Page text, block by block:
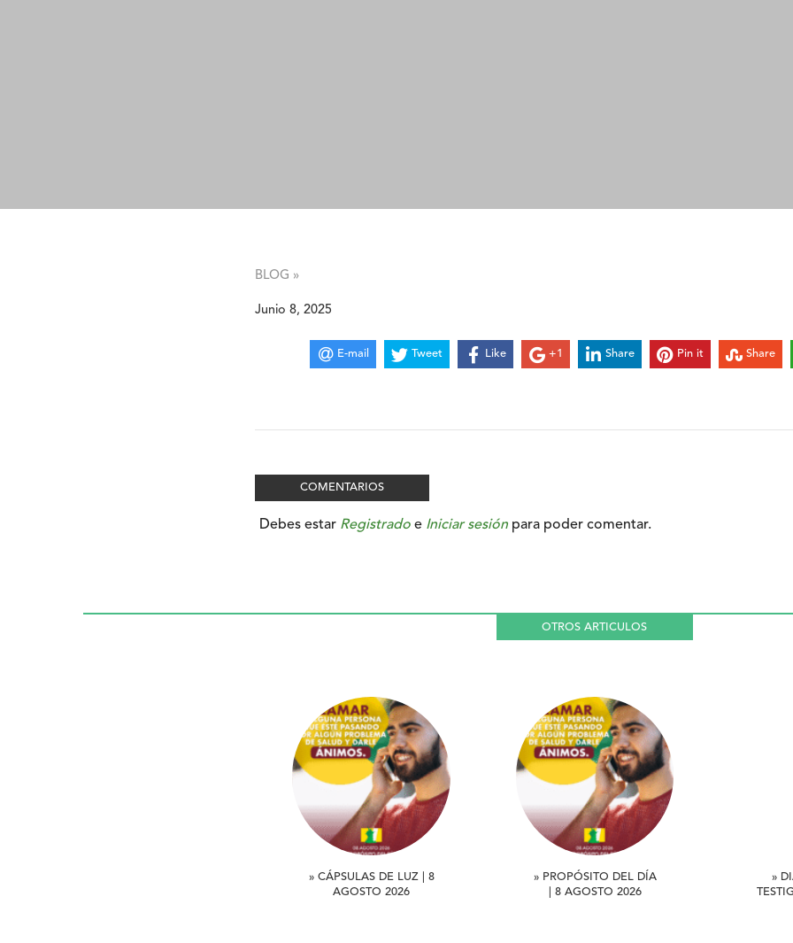
BLOG »
Junio 8, 2025
E-mail Tweet Like +1 Share Pin it Share
COMENTARIOS
Debes estar Registrado e Iniciar sesión para poder comentar.
OTROS ARTICULOS
» CÁPSULAS DE LUZ | 8
AGOSTO 2026
» PROPÓSITO DEL DÍA
| 8 AGOSTO 2026
»